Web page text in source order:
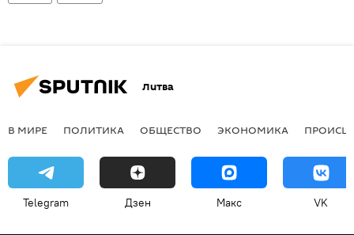
Литва
В МИРЕ ПОЛИТИКА ОБЩЕСТВО ЭКОНОМИКА
Telegram Дзен Макс VK